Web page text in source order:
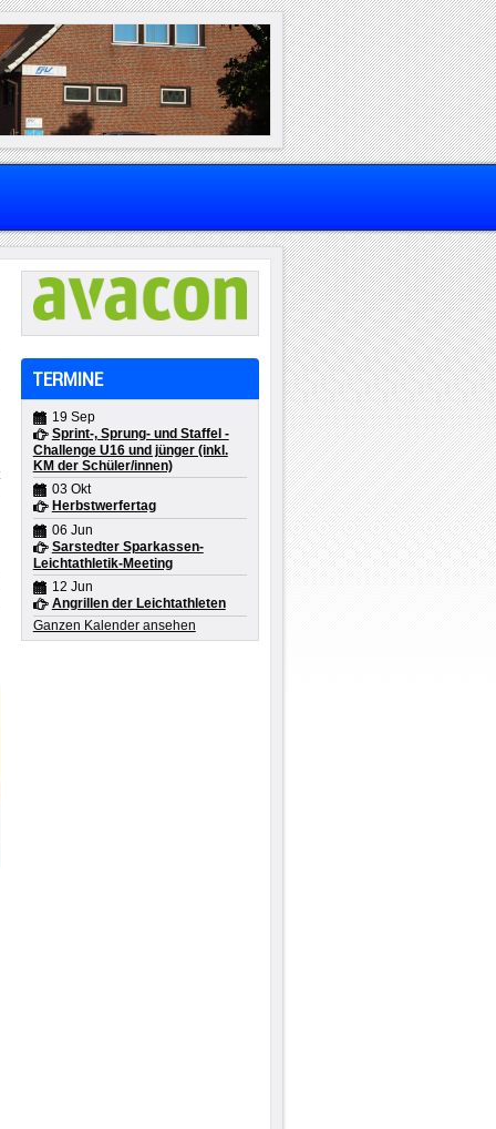
TERMINE
19 Sep
Sprint-, Sprung- und Staffel -
Challenge U16 und jünger (inkl.
KM der Schüler/innen)
03 Okt
Herbstwerfertag
06 Jun
Sarstedter Sparkassen-
Leichtathletik-Meeting
12 Jun
Angrillen der Leichtathleten
Ganzen Kalender ansehen